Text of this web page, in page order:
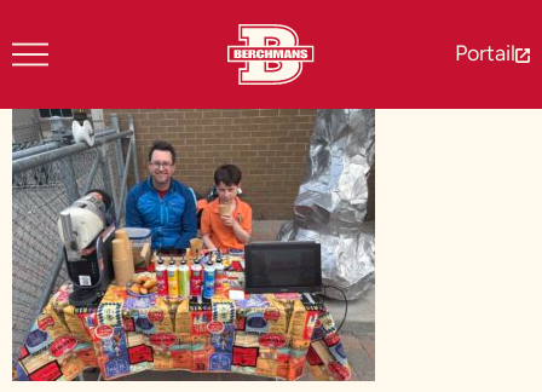
Portail